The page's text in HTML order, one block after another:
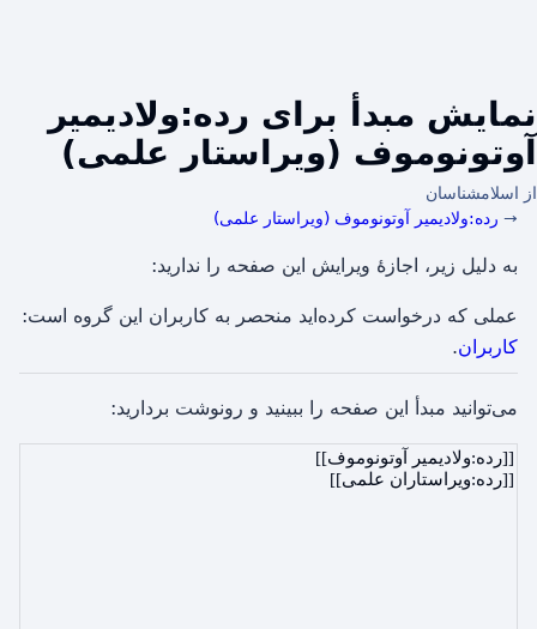
نمایش مبدأ برای رده:ولادیمیر
آوتونوموف (ویراستار علمی)
از اسلامشناسان
→ رده:ولادیمیر آوتونوموف (ویراستار علمی)
به دلیل زیر، اجازهٔ ویرایش این صفحه را ندارید:
عملی که درخواست کرده‌اید منحصر به کاربران این گروه است:
کاربران.
می‌توانید مبدأ این صفحه را ببینید و رونوشت بردارید: